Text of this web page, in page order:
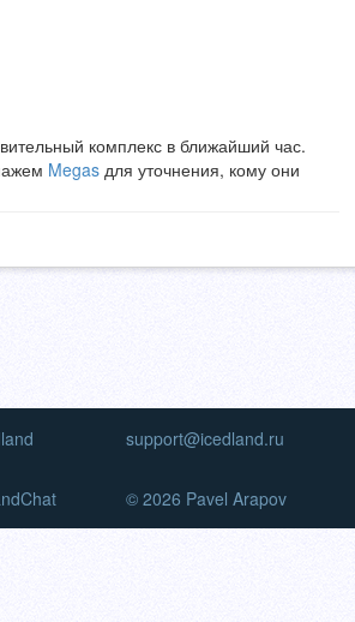
комплекс в ближайший час.
Megas для уточнения, кому они
support@icedland.ru
© 2026 Pavel Arapov